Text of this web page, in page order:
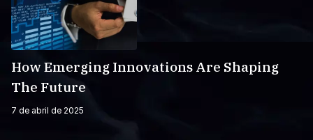
How Emerging Innovations Are Shaping
The Future
7 de abril de 2025